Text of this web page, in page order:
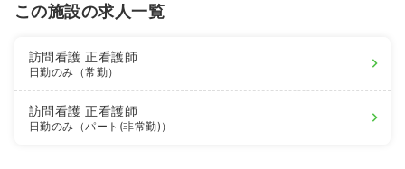
この施設の求人一覧
訪問看護正看護師
日勤のみ（常勤）
訪問看護正看護師
日勤のみ（パート(非常勤)）